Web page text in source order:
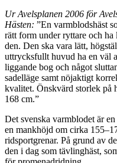
Ur Avelsplanen 2006 för
Hästen: ”En varmblodshäst
rätt form under ryttare och
den. Den ska vara lätt,
uttrycksfullt huvud ha en väl
liggande bog och något
sadelläge samt nöjaktigt
kvalitet. Önskvärd storlek på
168 cm.”
Det svenska varmblodet är
en mankhöjd om cirka
ridsportgrenar. På grund av
den i dag som tävlinghäst,